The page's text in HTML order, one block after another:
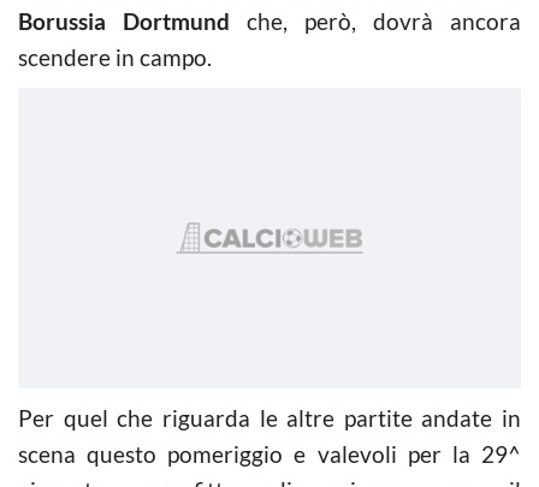
Borussia Dortmund che, però, dovrà ancora
scendere in campo.
Per quel che riguarda le altre partite andate in
scena questo pomeriggio e valevoli per la 29^